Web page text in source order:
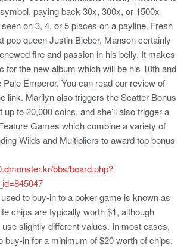
paying back 30x, 300x, or 1500x
on 3, 4, or 5 places on a payline. Fresh
pop queen Justin Bieber, Manson certainly
fire and passion in his belly. It makes
for the new album which will be his 10th and
Pale Emperor. You can read our review of
link. Marilyn also triggers the Scatter Bonus
to 20,000 coins, and she’ll also trigger a
Games which combine a variety of
Wilds and Multipliers to award top bonus
bbs/board.php?
to buy-in to a poker game is known as
chips are typically worth $1, although
slightly different values. In most cases,
buy-in for a minimum of $20 worth of chips.